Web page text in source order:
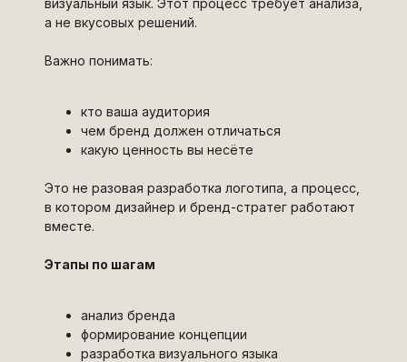
визуальный язык. Этот процесс требует анализа,
а не вкусовых решений.
Важно понимать:
кто ваша аудитория
чем бренд должен отличаться
какую ценность вы несёте
Это не разовая разработка логотипа, а процесс,
в котором дизайнер и бренд-стратег работают
вместе.
Этапы по шагам
анализ бренда
формирование концепции
разработка визуального языка